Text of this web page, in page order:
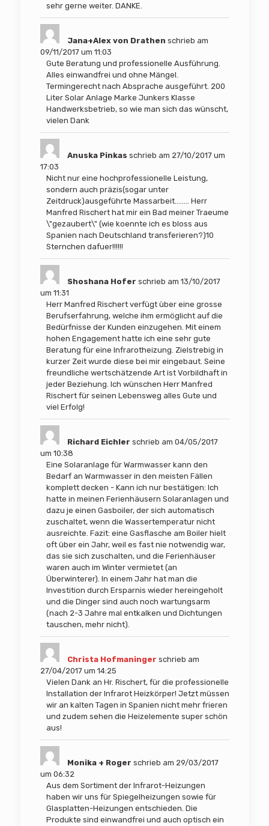
sehr gerne weiter. DANKE.
Jana+Alex von Drathen schrieb am
09/11/2017 um 11:03
Gute Beratung und professionelle Ausführung.
Alles einwandfrei und ohne Mängel.
Termingerecht nach Absprache ausgeführt. 200
Liter Solar Anlage Marke Junkers Klasse
Handwerksbetrieb, so wie man sich das wünscht,
vielen Dank
Anuska Pinkas schrieb am 27/10/2017 um
17:03
Nicht nur eine hochprofessionelle Leistung,
sondern auch präzis(sogar unter
Zeitdruck)ausgeführte Massarbeit........ Herr
Manfred Rischert hat mir ein Bad meiner Traeume
\"gezaubert\" (wie koennte ich es bloss aus
Spanien nach Deutschland transferieren?)10
Sternchen dafuer!!!!!!
Shoshana Hofer schrieb am 13/10/2017
um 11:31
Herr Manfred Rischert verfügt über eine grosse
Berufserfahrung, welche ihm ermöglicht auf die
Bedürfnisse der Kunden einzugehen. Mit einem
hohen Engagement hatte ich eine sehr gute
Beratung für eine Infrarotheizung. Zielstrebig in
kurzer Zeit wurde diese bei mir eingebaut. Seine
freundliche wertschätzende Art ist Vorbildhaft in
jeder Beziehung. Ich wünschen Herr Manfred
Rischert für seinen Lebensweg alles Gute und
viel Erfolg!
Richard Eichler schrieb am 04/05/2017
um 10:38
Eine Solaranlage für Warmwasser kann den
Bedarf an Warmwasser in den meisten Fällen
komplett decken - Kann ich nur bestätigen: Ich
hatte in meinen Ferienhäusern Solaranlagen und
dazu je einen Gasboiler, der sich automatisch
zuschaltet, wenn die Wassertemperatur nicht
ausreichte. Fazit: eine Gasflasche am Boiler hielt
oft über ein Jahr, weil es fast nie notwendig war,
das sie sich zuschalten, und die Ferienhäuser
waren auch im Winter vermietet (an
Überwinterer). In einem Jahr hat man die
Investition durch Ersparnis wieder hereingeholt
und die Dinger sind auch noch wartungsarm
(nach 2-3 Jahre mal entkalken und Dichtungen
tauschen, mehr nicht).
Christa Hofmaninger schrieb am
27/04/2017 um 14:25
Vielen Dank an Hr. Rischert, für die professionelle
Installation der Infrarot Heizkörper! Jetzt müssen
wir an kalten Tagen in Spanien nicht mehr frieren
und zudem sehen die Heizelemente super schön
aus!
Monika + Roger schrieb am 29/03/2017
um 06:32
Aus dem Sortiment der Infrarot-Heizungen
haben wir uns für Spiegelheizungen sowie für
Glasplatten-Heizungen entschieden. Die
Produkte sind einwandfrei und auch optisch ein